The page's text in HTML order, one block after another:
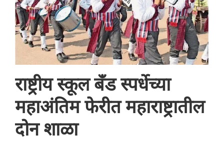
राष्ट्रीय स्कूल बँड स्पर्धेच्या
महाअंतिम फेरीत महाराष्ट्रातील
दोन शाळा